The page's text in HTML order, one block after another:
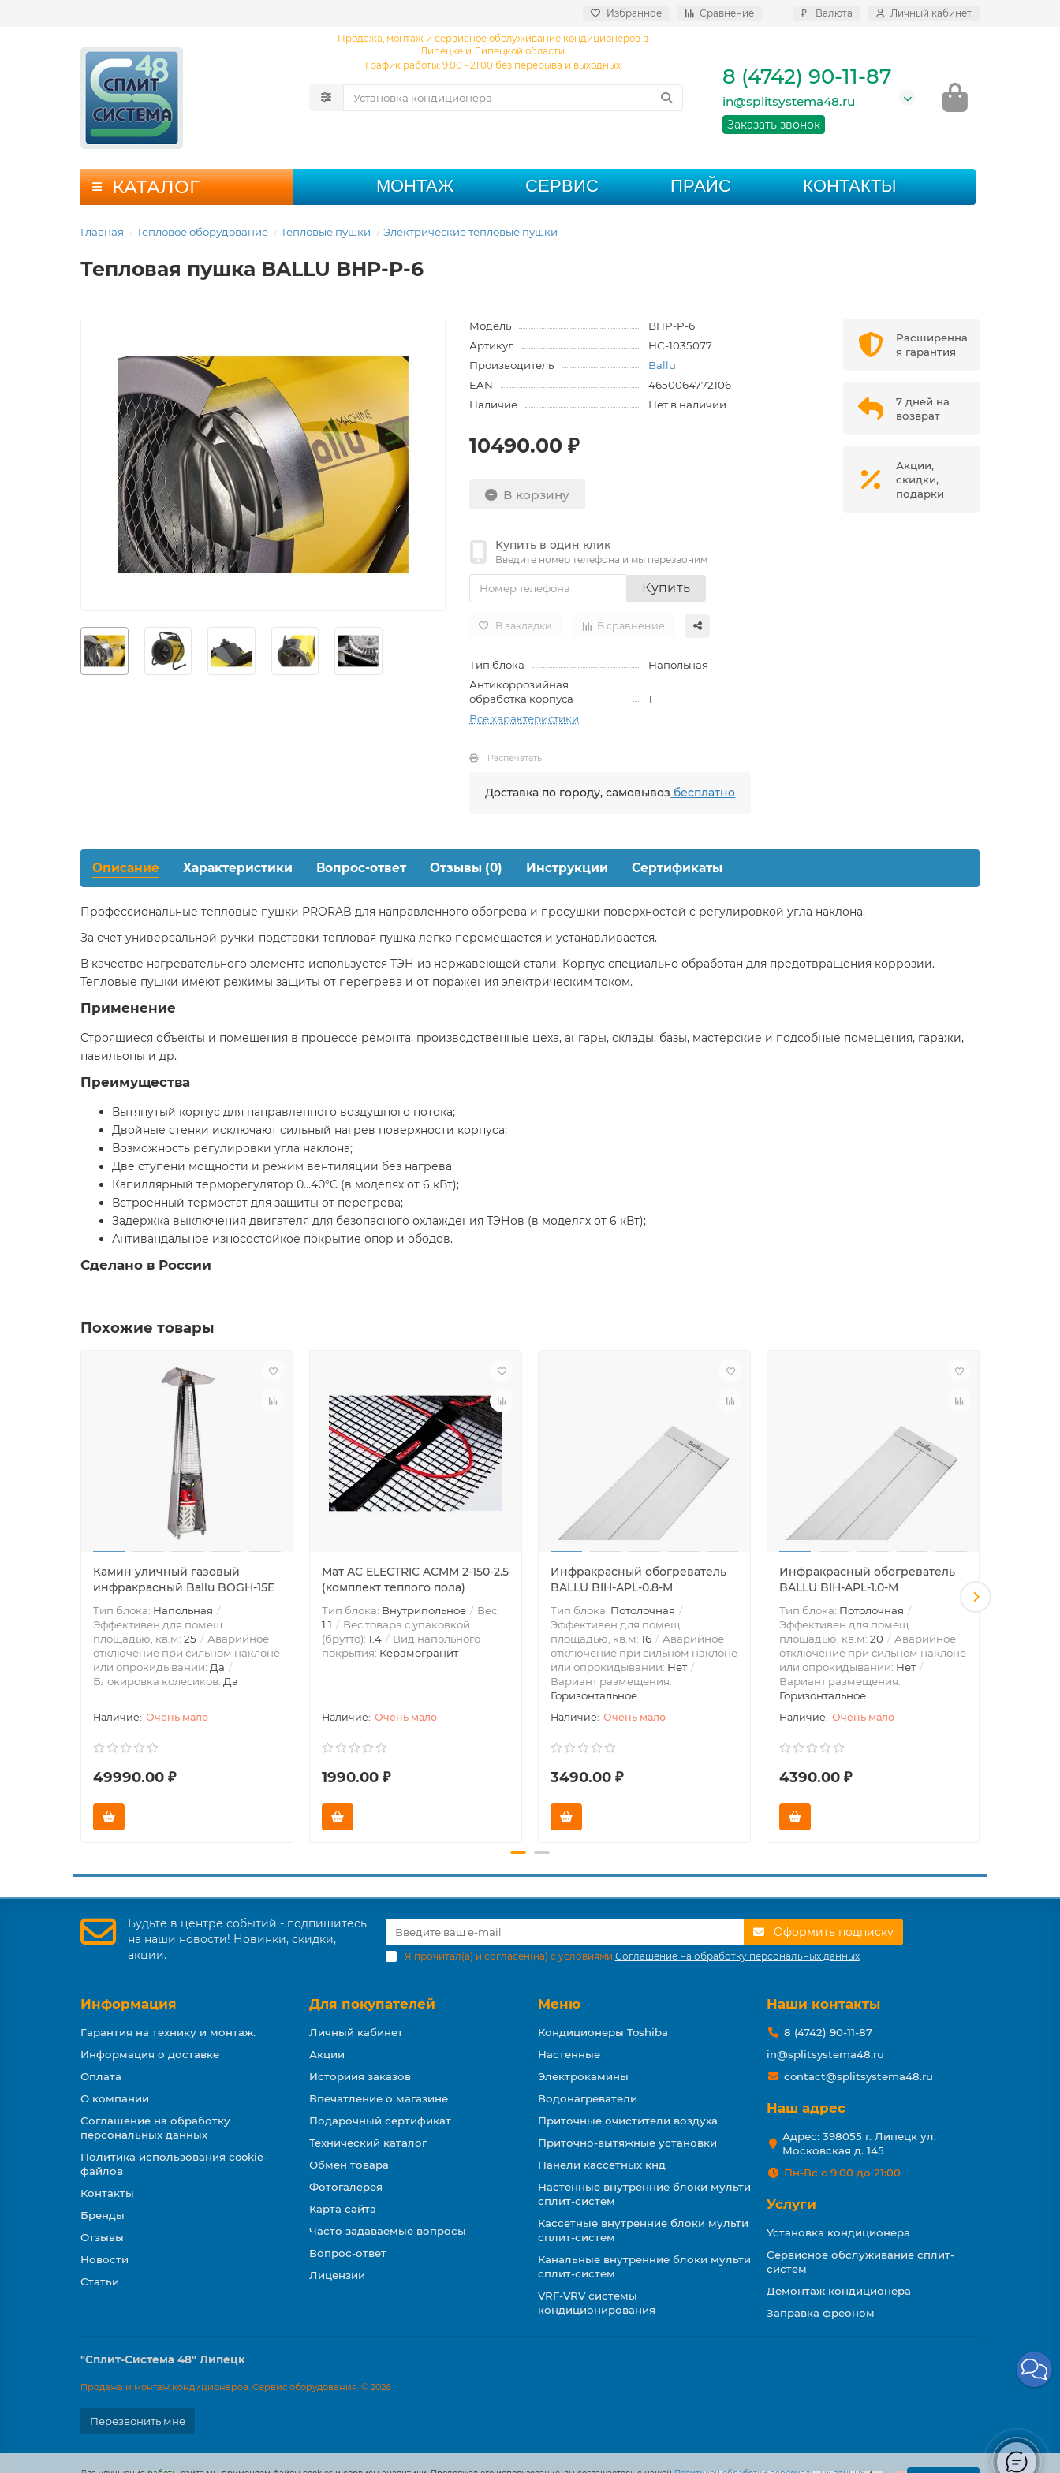
Избранное Сравнение ₽ Валюта Личный кабинет
Продажа, монтаж и сервисное обслуживание кондиционеров в
Липецке и Липецкой области
График работы: 9:00 - 21:00 без перерыва и выходных
8 (4742) 90-11-87
in@splitsystema48.ru
Заказать звонок
КАТАЛОГ МОНТАЖ СЕРВИС ПРАЙС КОНТАКТЫ
Главная Тепловое оборудование Тепловые пушки Электрические тепловые пушки
Тепловая пушка BALLU BHP-P-6
Модель
BHP-P-6
Артикул
НС-1035077
Производитель
Ballu
EAN
4650064772106
Наличие
Нет в наличии
10490.00 ₽
В корзину
Купить в один клик
Введите номер телефона и мы перезвоним
Купить
В закладки В сравнение
Тип блока
Напольная
Антикоррозийная
обработка корпуса
1
Все характеристики
Распечатать
Доставка по городу, самовывоз бесплатно
Расширенна
я гарантия
7 дней на
возврат
Акции,
скидки,
подарки
Описание Характеристики Вопрос-ответ Отзывы (0) Инструкции Сертификаты
Профессиональные тепловые пушки PRORAB для направленного обогрева и просушки поверхностей с регулировкой угла наклона.
За счет универсальной ручки-подставки тепловая пушка легко перемещается и устанавливается.
В качестве нагревательного элемента используется ТЭН из нержавеющей стали. Корпус специально обработан для предотвращения коррозии.
Тепловые пушки имеют режимы защиты от перегрева и от поражения электрическим током.
Применение
Строящиеся объекты и помещения в процессе ремонта, производственные цеха, ангары, склады, базы, мастерские и подсобные помещения, гаражи,
павильоны и др.
Преимущества
Вытянутый корпус для направленного воздушного потока;
Двойные стенки исключают сильный нагрев поверхности корпуса;
Возможность регулировки угла наклона;
Две ступени мощности и режим вентиляции без нагрева;
Капиллярный терморегулятор 0…40°C (в моделях от 6 кВт);
Встроенный термостат для защиты от перегрева;
Задержка выключения двигателя для безопасного охлаждения ТЭНов (в моделях от 6 кВт);
Антивандальное износостойкое покрытие опор и ободов.
Сделано в России
Похожие товары
Камин уличный газовый
инфракрасный Ballu BOGH-15E
Тип блока: Напольная
Эффективен для помещ.
площадью, кв.м: 25
Аварийное
отключение при сильном наклоне
или опрокидывании: Да
Блокировка колесиков: Да
Очень мало
49990.00 ₽
Мат AC ELECTRIC ACMM 2-150-2.5
(комплект теплого пола)
Тип блока: Внутрипольное
Вес:
1.1
Вес товара с упаковкой
(брутто): 1.4
Вид напольного
покрытия: Керамогранит
Очень мало
1990.00 ₽
Инфракрасный обогреватель
BALLU BIH-APL-0.8-M
Тип блока: Потолочная
Эффективен для помещ.
площадью, кв.м: 16
Аварийное
отключение при сильном наклоне
или опрокидывании: Нет
Вариант размещения:
Горизонтальное
Очень мало
3490.00 ₽
Инфракрасный обогреватель
BALLU BIH-APL-1.0-M
Тип блока: Потолочная
Эффективен для помещ.
площадью, кв.м: 20
Аварийное
отключение при сильном наклоне
или опрокидывании: Нет
Вариант размещения:
Горизонтальное
Очень мало
4390.00 ₽
Будьте в центре событий - подпишитесь
на наши новости! Новинки, скидки,
акции.
Оформить подписку
Я прочитал(а) и согласен(на) с условиями Соглашение на обработку персональных данных
Информация
Гарантия на технику и монтаж.
Информация о доставке
Оплата
О компании
Соглашение на обработку
персональных данных
Политика использования cookie-
файлов
Контакты
Бренды
Отзывы
Новости
Статьи
Для покупателей
Личный кабинет
Акции
Историия заказов
Впечатление о магазине
Подарочный сертификат
Технический каталог
Обмен товара
Фотогалерея
Карта сайта
Часто задаваемые вопросы
Вопрос-ответ
Лицензии
Меню
Кондиционеры Toshiba
Настенные
Электрокамины
Водонагреватели
Приточные очистители воздуха
Приточно-вытяжные установки
Панели кассетных кнд
Настенные внутренние блоки мульти
сплит-систем
Кассетные внутренние блоки мульти
сплит-систем
Канальные внутренние блоки мульти
сплит-систем
VRF-VRV системы
кондиционирования
Наши контакты
8 (4742) 90-11-87
in@splitsystema48.ru
contact@splitsystema48.ru
Наш адрес
Адрес: 398055 г. Липецк ул.
Московская д. 145
Пн-Вс с 9:00 до 21:00
Услуги
Установка кондиционера
Сервисное обслуживание сплит-
систем
Демонтаж кондиционера
Заправка фреоном
"Сплит-Система 48" Липецк
Продажа и монтаж кондиционеров. Сервис оборудования. © 2026
Перезвонить мне